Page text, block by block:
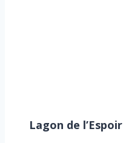
Lagon de l’Espoir